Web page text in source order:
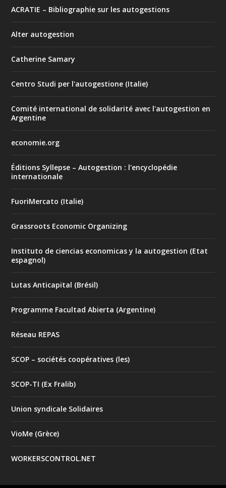
ACRATIE – Bibliographie sur les autogestions
Alter autogestion
Catherine Samary
Centro Studi per l'autogestione (Italie)
Comité international de solidarité avec l'autogestion en
Argentine
economie.org
Éditions Syllepse – Autogestion : l'encyclopédie
internationale
FuoriMercato (Italie)
Grassroots Economic Organizing
Instituto de ciencias economicas y la autogestion (Etat
espagnol)
Lutas Anticapital (Brésil)
Programme Facultad Abierta (Argentine)
Réseau REPAS
SCOP – sociétés coopératives (les)
SCOP-TI (Ex Fralib)
Union syndicale Solidaires
VioMe (Grèce)
WORKERSCONTROL.NET